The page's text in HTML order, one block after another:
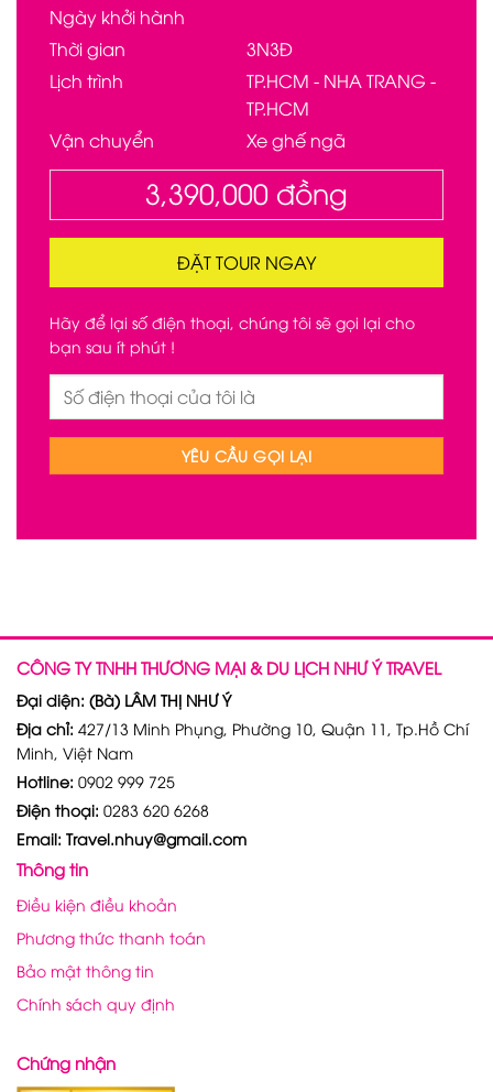
Ngày khởi hành
Thời gian
3N3Đ
Lịch trình
TP.HCM - NHA TRANG -
TP.HCM
Vận chuyển
Xe ghế ngã
3,390,000 đồng
ĐẶT TOUR NGAY
Hãy để lại số điện thoại, chúng tôi sẽ gọi lại cho
bạn sau ít phút !
CÔNG TY TNHH THƯƠNG MẠI & DU LỊCH NHƯ Ý TRAVEL
Đại diện: (Bà) LÂM THỊ NHƯ Ý
Địa chỉ: 427/13 Minh Phụng, Phường 10, Quận 11, Tp.Hồ Chí
Minh, Việt Nam
Hotline: 0902 999 725
Điện thoại: 0283 620 6268
Email: Travel.nhuy@gmail.com
Thông tin
Điều kiện điều khoản
Phương thức thanh toán
Bảo mật thông tin
Chính sách quy định
Chứng nhận